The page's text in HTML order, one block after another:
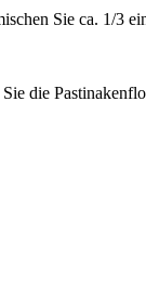
Sie ca. 1/3
die